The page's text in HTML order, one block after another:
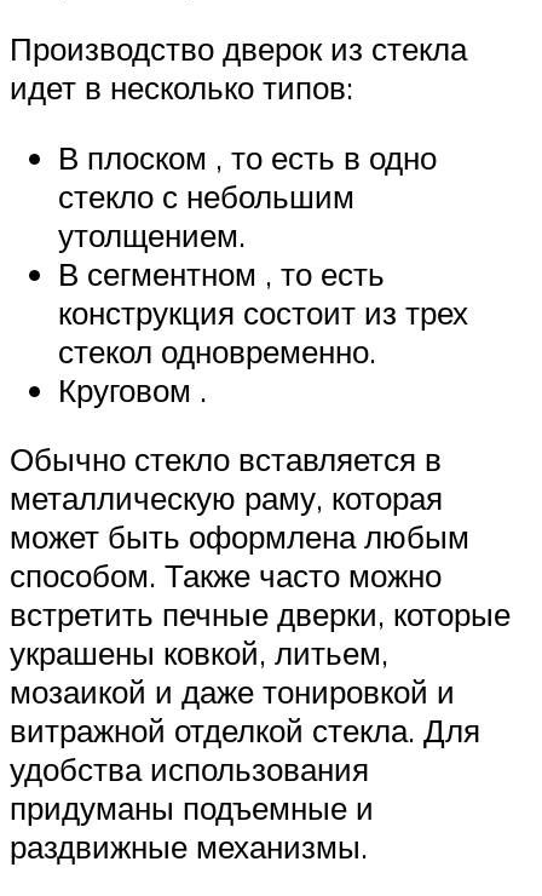
Производство дверок из стекла
идет в несколько типов:
В плоском , то есть в одно
стекло с небольшим
утолщением.
В сегментном , то есть
конструкция состоит из трех
стекол одновременно.
Круговом .
Обычно стекло вставляется в
металлическую раму, которая
может быть оформлена любым
способом. Также часто можно
встретить печные дверки, которые
украшены ковкой, литьем,
мозаикой и даже тонировкой и
витражной отделкой стекла. Для
удобства использования
придуманы подъемные и
раздвижные механизмы.